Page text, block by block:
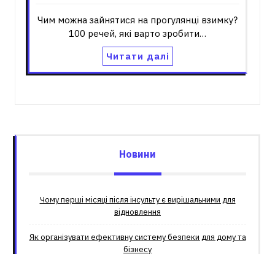
Чим можна зайнятися на прогулянці взимку?
100 речей, які варто зробити…
Читати далі
Новини
Чому перші місяці після інсульту є вирішальними для
відновлення
Як організувати ефективну систему безпеки для дому та
бізнесу